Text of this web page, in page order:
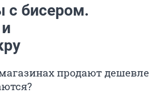
с бисером.
продают дешевле